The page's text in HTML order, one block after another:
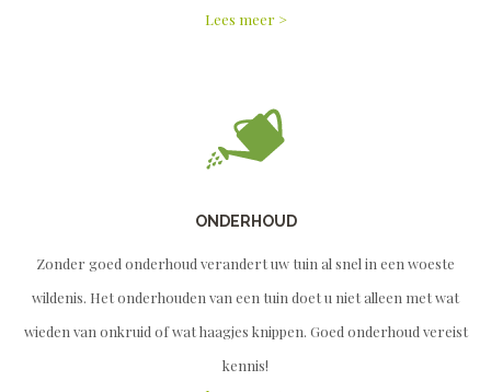
Lees meer >
ONDERHOUD
Zonder goed onderhoud verandert uw tuin al snel in een woeste
wildenis. Het onderhouden van een tuin doet u niet alleen met wat
wieden van onkruid of wat haagjes knippen. Goed onderhoud vereist
kennis!